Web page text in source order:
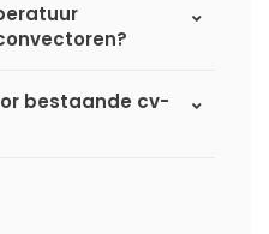
bestaande cv-